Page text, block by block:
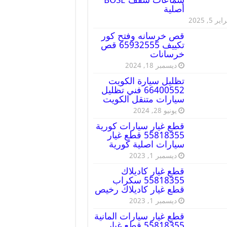
أصلية
5, 2025
قص خرسانه وفتح كور
تكييف 65932555 قص
خرسانات
ديسمبر 18, 2024
تظليل سيارة الكويت
66400552 فني تظليل
سيارات متنقل الكويت
يونيو 28, 2024
قطع غيار سيارات كورية
55818355 قطع غيار
سيارات اصلية كورية
ديسمبر 1, 2023
قطع غيار كاديلاك
55818355 سكراب
قطع غيار كاديلاك رخيص
ديسمبر 1, 2023
قطع غيار سيارات المانية